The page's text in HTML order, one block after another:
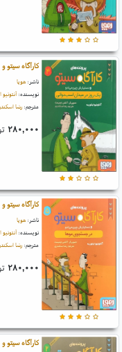
کارآگاه سیتو
ناشر: هوپا
نویسنده: آنتونیو
مترجم: رضا
۲۸۰,۰۰۰
کارآگاه سیتو
ناشر: هوپا
نویسنده: آنتونیو
مترجم: رضا
۲۸۰,۰۰۰
کارآگاه سیتو